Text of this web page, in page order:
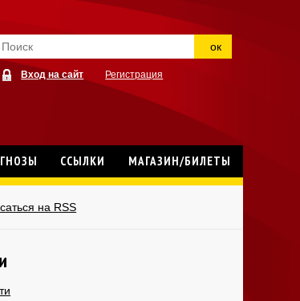
ок
Вход на сайт Регистрация
ССЫЛКИ МАГАЗИН/БИЛЕТЫ
на RSS